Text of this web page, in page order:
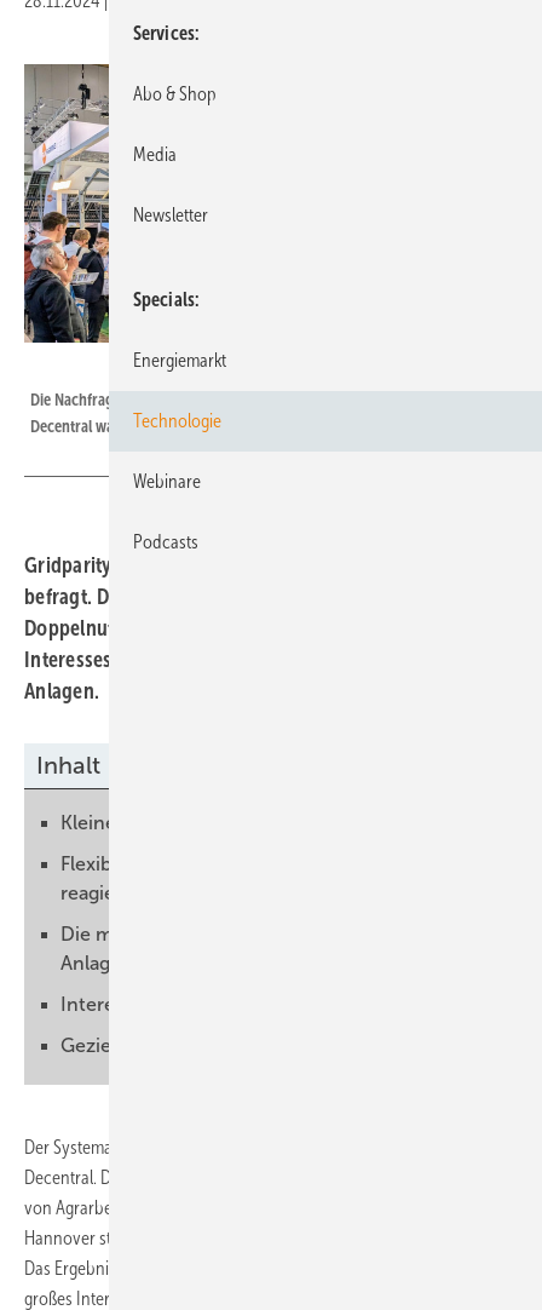
Die Nachfrage der Landwirte nach Agri-PV-Anlagen auf der Energy
Decentral war sehr groß.
Gridparity hat die Besucher auf der Energy Decentral
befragt. Das Ergebnis: Vor allem kleinere Anlagen für die
Doppelnutzung von Flächen stehen im Mittelpunkt des
Interesses. Denn diese haben Vorteile gegenüber großen
Anlagen.
Inhalt
Kleine Anlagen sind für Landwirte finanzierbar
Flexibel auf die lokalen Gegebenheiten
reagieren
Die meisten Landwirte wollen aufgeständerte
Anlagen
Interesse an kleinen Trackern wächst
Gezielt auf die Landwirte eingehen
Der Systemanbieter Gridparity zieht ein positives Fazit der Energy
Decentral. Die Messe rund um die dezentrale Ökoenergieversorgung
von Agrarbetrieben fand vor wenigen Tage als Teil der Euro Tier in
Hannover statt. Gridparity hat an seinem Stand die Besucher befragt.
Das Ergebnis: Rund 60 Prozent der Besucher der Messe zeigten
großes Interesse an den Themen Agri-PV und Elektrifizierung der
Services
Abo & Shop
Media
Newsletter
Specials
Energiemarkt
Technologie
Webinare
Podcasts